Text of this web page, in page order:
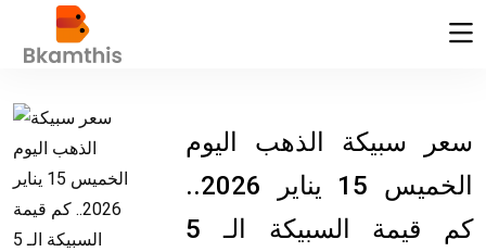
سعر سبيكة الذهب اليوم
الخميس 15 يناير 2026..
كم قيمة السبيكة الـ 5